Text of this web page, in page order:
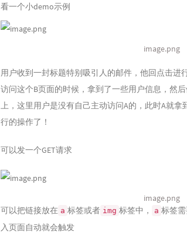
看一个小demo示例
image.png
用户收到一封标题特别吸引人的邮件，他回点击进
访问这个B页面的时候，拿到了一些用户信息，然
上，这里用户是没有自己主动访问A的，此时A就
行的操作了！
可以发一个GET请求
image.png
可以把链接放在 a 标签或者 img 标签中， a 标签
入页面自动就会触发